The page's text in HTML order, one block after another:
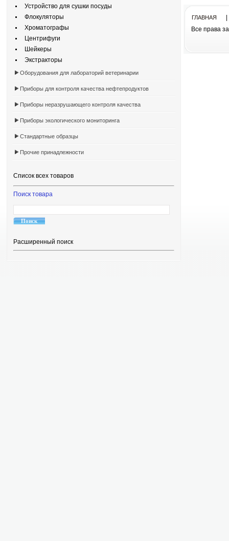
Устройство для сушки посуды
Флокуляторы
Хроматографы
Центрифуги
Шейкеры
Экстракторы
Оборудования для лабораторий ветеринарии
Приборы для контроля качества нефтепродуктов
Приборы неразрушающего контроля качества
Приборы экологического мониторинга
Стандартные образцы
Прочие принадлежности
Список всех товаров
Поиск товара
Расширенный поиск
ГЛАВНАЯ
Все права